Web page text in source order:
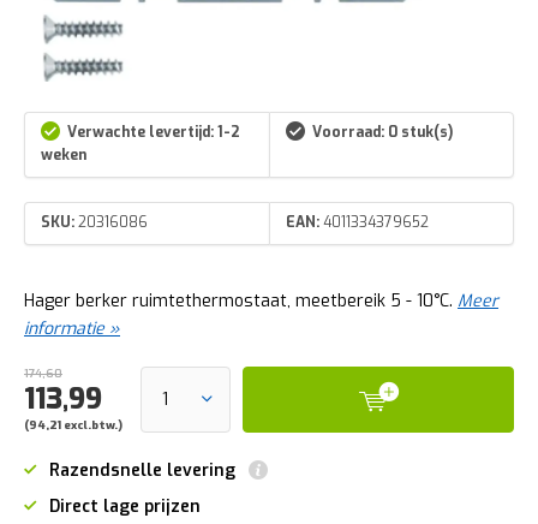
Verwachte levertijd: 1-2
weken
Voorraad: 0 stuk(s)
SKU:20316086 EAN:4011334379652
Hager berker ruimtethermostaat, meetbereik 5 - 10°C. Meer
informatie »
174,60
113,99
(94,21 excl.btw.)
Razendsnelle levering
Direct lage prijzen